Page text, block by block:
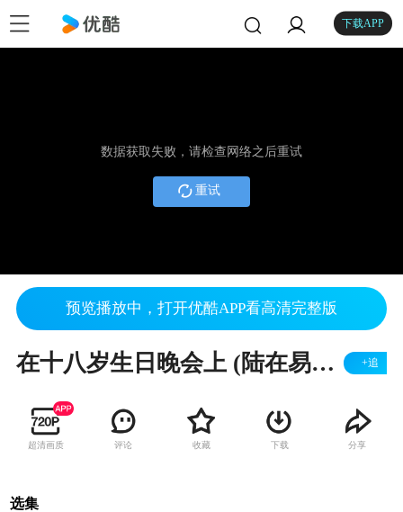
下载APP
数据获取失败，请检查网络之后重试
重试
预览播放中，打开优酷APP看高清完整版
在十八岁生日晚会上 (陆在易曲)-- 美声合唱团 (指挥: 张朝晖) +追
超清画质 评论 收藏 下载 分享
选集